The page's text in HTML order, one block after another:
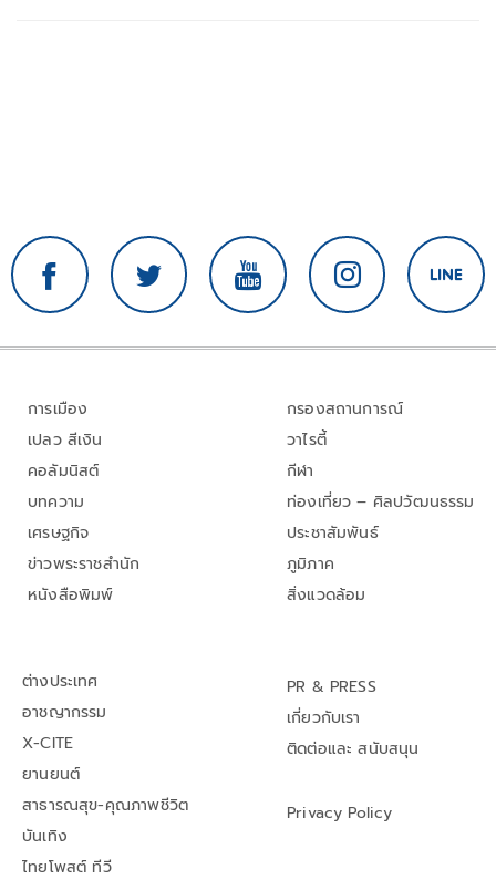
การเมือง
เปลว สีเงิน
คอลัมนิสต์
บทความ
เศรษฐกิจ
ข่าวพระราชสำนัก
หนังสือพิมพ์
กรองสถานการณ์
วาไรตี้
กีฬา
ท่องเที่ยว – ศิลปวัฒนธรรม
ประชาสัมพันธ์
ภูมิภาค
สิ่งแวดล้อม
ต่างประเทศ
อาชญากรรม
X-CITE
ยานยนต์
สาธารณสุข-คุณภาพชีวิต
บันเทิง
ไทยโพสต์ ทีวี
PR & PRESS
เกี่ยวกับเรา
ติดต่อและ สนับสนุน
Privacy Policy